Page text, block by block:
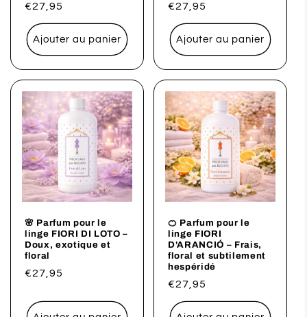
Prix
habituel
€27,95
Ajouter au panier
Prix
habituel
€27,95
Ajouter au panier
🌸 Parfum pour le
linge FIORI DI LOTO –
Doux, exotique et
floral
Prix
€27,95
🍊 Parfum pour le
linge FIORI
D'ARANCIÓ – Frais,
floral et subtilement
hespéridé
Prix
habituel
€27,95